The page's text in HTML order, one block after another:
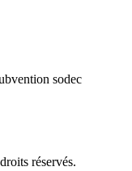
réservés.